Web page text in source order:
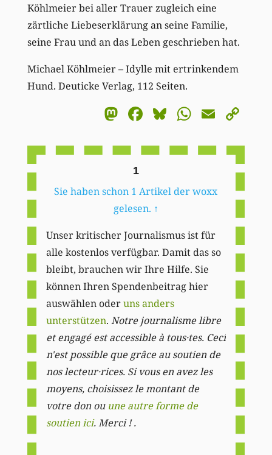
Köhlmeier bei aller Trauer zugleich eine
zärtliche Liebeserklärung an seine Familie,
seine Frau und an das Leben geschrieben hat.
Michael Köhlmeier – Idylle mit ertrinkendem
Hund. Deuticke Verlag, 112 Seiten.
Mastodon
Facebook
BlueskyEmail
1
Sie haben schon 1 Artikel der woxx
gelesen. ↑
Unser kritischer Journalismus ist für
alle kostenlos verfügbar. Damit das so
bleibt, brauchen wir Ihre Hilfe. Sie
können Ihren Spendenbeitrag hier
auswählen oderuns anders
unterstützen. Notre journalisme libre
et engagé est accessible à tous·tes. Ceci
n'est possible que grâce au soutien de
nos lecteur·rices. Si vous en avez les
moyens, choisissez le montant de
votre don ou une autre forme de
soutien ici. Merci ! .